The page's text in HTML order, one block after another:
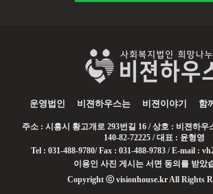
운영법인 비젼하우스는 비젼이야기 함
주소 : 시흥시 황고개로 293번길 16 / 상호 : 비젼하우
140-82-72225 / 대표 : 윤형영
Tel : 031-488-9780/ Fax : 031-488-9783 / E-mail :
이용인 사진 게시는 서면 동의를 받았
Copyright ⓒ visionhouse.kr All Rights